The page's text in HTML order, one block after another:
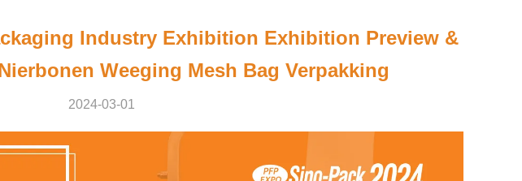
Industry Exhibition Exhibition Preview &
Weeging Mesh Bag Verpakking
2024-03-01